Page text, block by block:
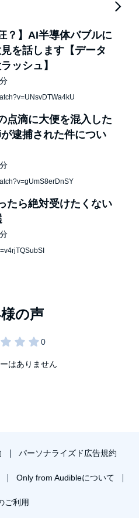
？】AI半導体バブルに
を話します【データ
ッシュ】
点滴に大便を混入した
逮捕された件につい
たら絶対受けたくない
はありません
パーソナライズド広告規約
Only from Audibleについて
ご利用